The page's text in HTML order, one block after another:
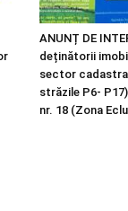
ANUNȚ DE
deținătorii
sector
străzile P6-
nr. 18 (Zona